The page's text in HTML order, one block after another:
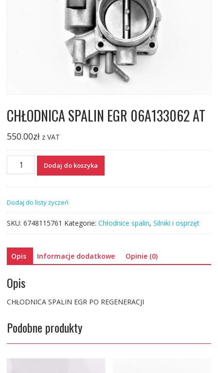
CHŁODNICA SPALIN EGR 06A133062 AT
550.00zł z VAT
ilość
CHŁODNICA
06A133062
AT
Dodaj do koszyka
Dodaj do listy życzeń
SKU: 6748115761 Kategorie: Chłodnice spalin, Silniki i osprzęt
Opis Informacje dodatkowe Opinie (0)
Opis
CHŁODNICA SPALIN EGR PO REGENERACJI
Podobne produkty